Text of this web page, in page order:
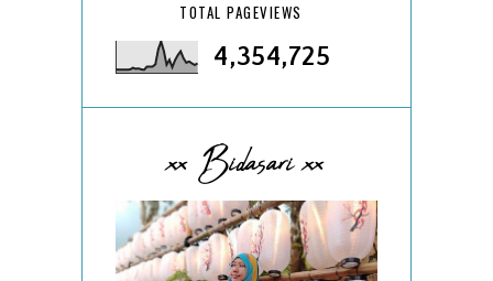
TOTAL PAGEVIEWS
4,354,725
xx Bidasari xx